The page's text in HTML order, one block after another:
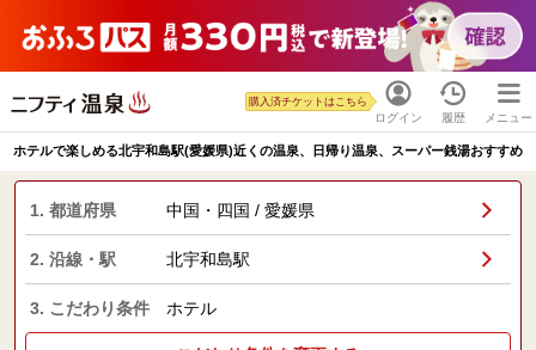
ログイン
購入済チケットはこちら
履歴 メニュー
ホテルで楽しめる北宇和島駅(愛媛県)近くの温泉、日帰り温泉、スーパー銭湯おすすめ
1. 都道府県 中国・四国 / 愛媛県
2. 沿線・駅 北宇和島駅
3. こだわり条件 ホテル